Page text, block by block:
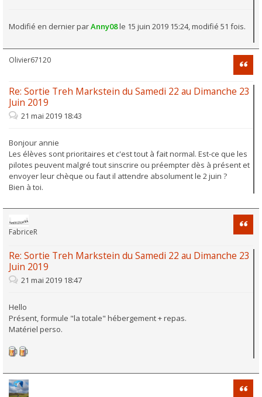
Modifié en dernier parAnny08le 15 juin 2019 15:24, modifié 51 fois.
Olivier67120
Re: Sortie Treh Markstein du Samedi 22 au Dimanche 23
Juin 2019
21 mai 2019 18:43
Bonjour annie
Les élèves sont prioritaires et c'est tout à fait normal. Est-ce que les
pilotes peuvent malgré tout sinscrire ou préempter dès à présent et
envoyer leur chèque ou faut il attendre absolument le 2 juin ?
Bien à toi.
FabriceR
Re: Sortie Treh Markstein du Samedi 22 au Dimanche 23
Juin 2019
21 mai 2019 18:47
Hello
Présent, formule "la totale" hébergement + repas.
Matériel perso.